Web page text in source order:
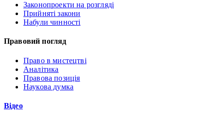
Законопроекти на розгляді
Прийняті закони
Набули чинності
Правовий погляд
Право в мистецтві
Аналітика
Правова позиція
Наукова думка
Відео